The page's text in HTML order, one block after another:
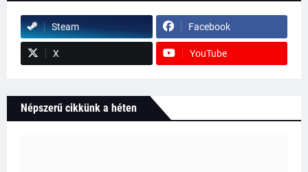
Steam Facebook
X YouTube
Népszerű cikkünk a héten